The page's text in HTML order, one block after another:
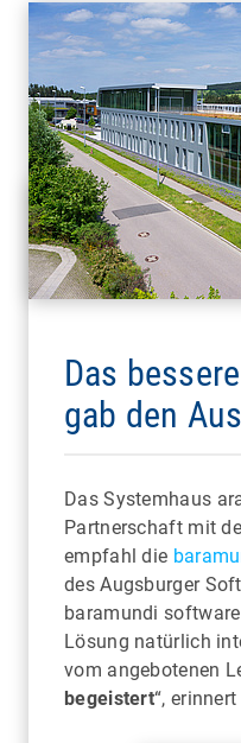
Das
gab den
Das Systemhaus
Partnerschaft mit
empfahl die
des Augsburger
baramundi
Lösung natürlich
vom angebotenen
begeistert“,